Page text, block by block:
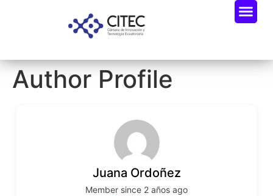
Author Profile
Juana Ordoñez
Member since 2 años ago